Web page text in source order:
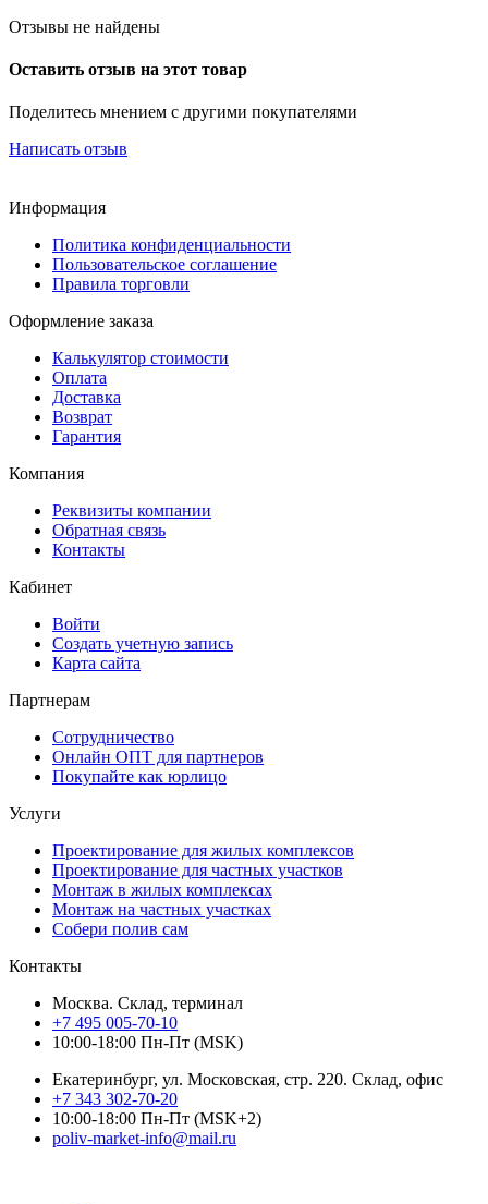
Отзывы не найдены
Оставить отзыв на этот товар
Поделитесь мнением с другими покупателями
Написать отзыв
Информация
Политика конфиденциальности
Пользовательское соглашение
Правила торговли
Оформление заказа
Калькулятор стоимости
Оплата
Доставка
Возврат
Гарантия
Компания
Реквизиты компании
Обратная связь
Контакты
Кабинет
Войти
Создать учетную запись
Карта сайта
Партнерам
Сотрудничество
Онлайн ОПТ для партнеров
Покупайте как юрлицо
Услуги
Проектирование для жилых комплексов
Проектирование для частных участков
Монтаж в жилых комплексах
Монтаж на частных участках
Собери полив сам
Контакты
Москва. Склад, терминал
+7 495 005-70-10
10:00-18:00 Пн-Пт (MSK)
Екатеринбург, ул. Московская, стр. 220. Склад, офис
+7 343 302-70-20
10:00-18:00 Пн-Пт (MSK+2)
poliv-market-info@mail.ru